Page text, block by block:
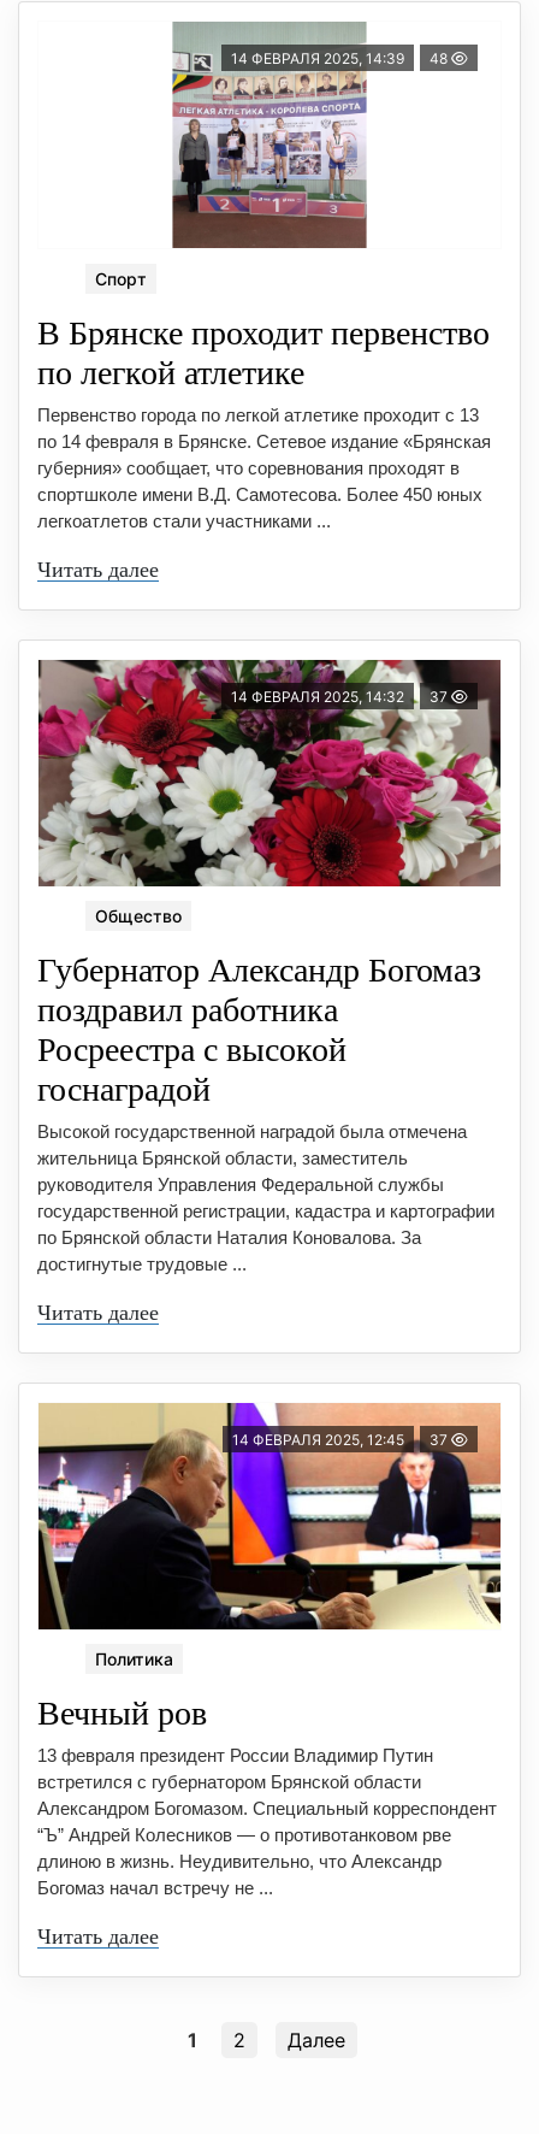
14 ФЕВРАЛЯ 2025, 14:39 48
Спорт
В Брянске проходит первенство
по легкой атлетике
Первенство города по легкой атлетике проходит с 13
по 14 февраля в Брянске. Сетевое издание «Брянская
губерния» сообщает, что соревнования проходят в
спортшколе имени В.Д. Самотесова. Более 450 юных
легкоатлетов стали участниками ...
Читать далее
14 ФЕВРАЛЯ 2025, 14:32 37
Общество
Губернатор Александр Богомаз
поздравил работника
Росреестра с высокой
госнаградой
Высокой государственной наградой была отмечена
жительница Брянской области, заместитель
руководителя Управления Федеральной службы
государственной регистрации, кадастра и картографии
по Брянской области Наталия Коновалова. За
достигнутые трудовые ...
Читать далее
14 ФЕВРАЛЯ 2025, 12:45 37
Политика
Вечный ров
13 февраля президент России Владимир Путин
встретился с губернатором Брянской области
Александром Богомазом. Специальный корреспондент
“Ъ” Андрей Колесников — о противотанковом рве
длиною в жизнь. Неудивительно, что Александр
Богомаз начал встречу не ...
Читать далее
1 2 Далее